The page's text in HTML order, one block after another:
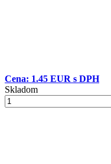
Cena: 1.45 EUR s DPH
Skladom